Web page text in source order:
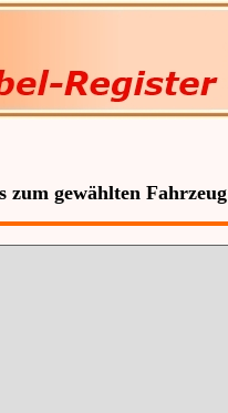
zum gewählten Fahrzeug